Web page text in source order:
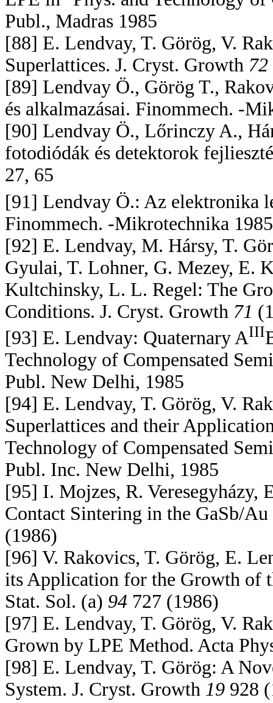
Publ., Madras 1985
[88] E. Lendvay, T. Görög, V.
Superlattices. J. Cryst. Growth 72
[89] Lendvay Ö., Görög T.,
és alkalmazásai. Finommech. -
[90] Lendvay Ö., Lőrinczy A.,
fotodiódák és detektorok
27, 65
[91] Lendvay Ö.: Az elektronika
Finommech. -Mikrotechnika
[92] E. Lendvay, M. Hársy, T.
Gyulai, T. Lohner, G. Mezey, E.
Kultchinsky, L. L. Regel: The
Conditions. J. Cryst. Growth 71
[93] E. Lendvay: Quaternary AIII
Technology of Compensated
Publ. New Delhi, 1985
[94] E. Lendvay, T. Görög, V.
Superlattices and their
Technology of Compensated
Publ. Inc. New Delhi, 1985
[95] I. Mojzes, R. Veresegyházy,
Contact Sintering in the GaSb/
(1986)
[96] V. Rakovics, T. Görög, E.
its Application for the Growth of
Stat. Sol. (a) 94 727 (1986)
[97] E. Lendvay, T. Görög, V.
Grown by LPE Method. Acta
[98] E. Lendvay, T. Görög: A
System. J. Cryst. Growth 19 928